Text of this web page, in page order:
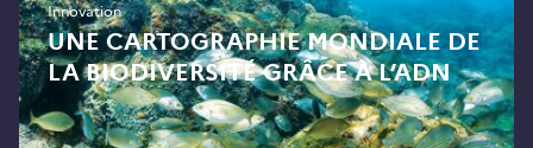
Innovation
UNE CARTOGRAPHIE MONDIALE DE
LA BIODIVERSITÉ GRÂCE À L’ADN